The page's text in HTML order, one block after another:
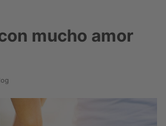
mucho amor